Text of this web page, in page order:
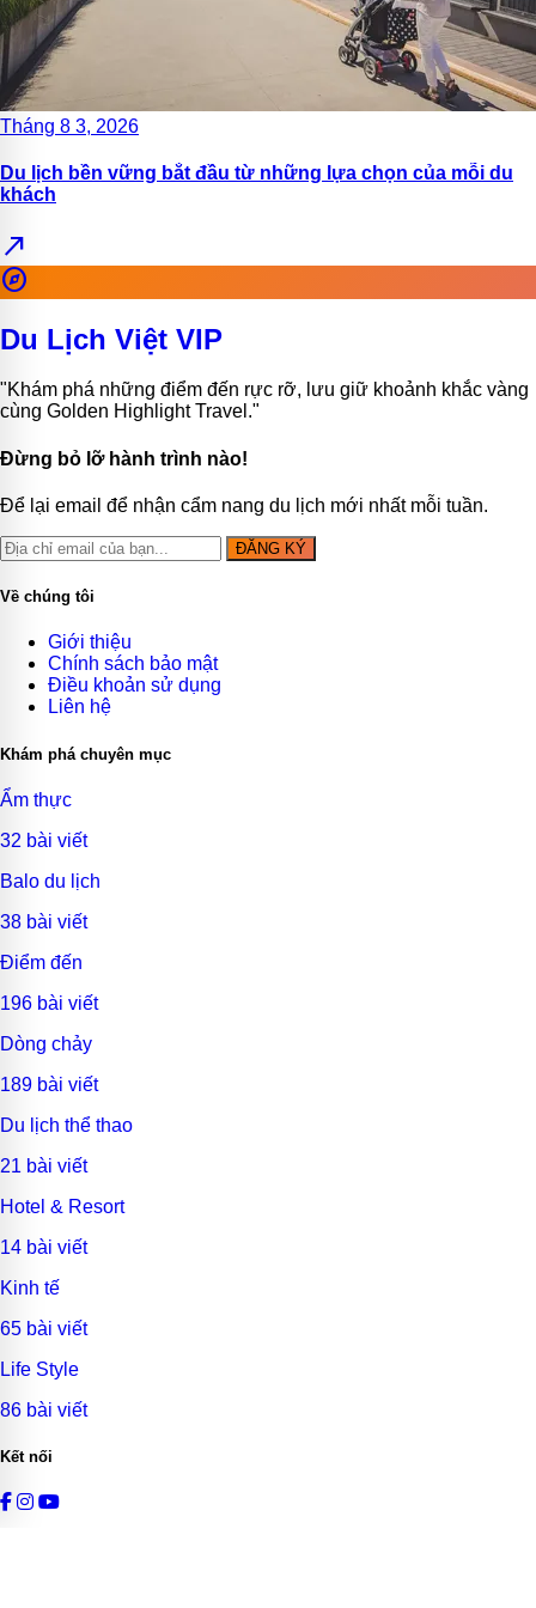
Tháng 8 3, 2026
Du lịch bền vững bắt đầu từ những lựa chọn của mỗi du
khách
north_east
explore
Du Lịch Việt VIP
"Khám phá những điểm đến rực rỡ, lưu giữ khoảnh khắc vàng
cùng Golden Highlight Travel."
Đừng bỏ lỡ hành trình nào!
Để lại email để nhận cẩm nang du lịch mới nhất mỗi tuần.
ĐĂNG KÝ
Về chúng tôi
Giới thiệu
Chính sách bảo mật
Điều khoản sử dụng
Liên hệ
Khám phá chuyên mục
Ẩm thực
32 bài viết
Balo du lịch
38 bài viết
Điểm đến
196 bài viết
Dòng chảy
189 bài viết
Du lịch thể thao
21 bài viết
Hotel & Resort
14 bài viết
Kinh tế
65 bài viết
Life Style
86 bài viết
Kết nối